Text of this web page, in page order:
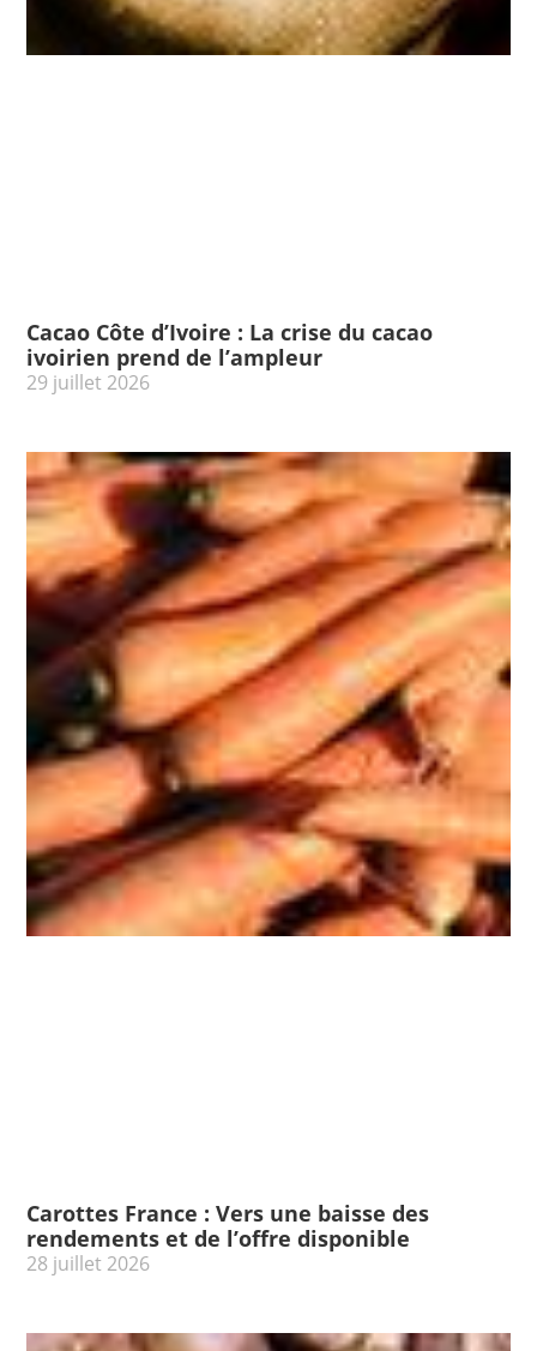
Cacao Côte d’Ivoire : La crise du cacao
ivoirien prend de l’ampleur
29 juillet 2026
Carottes France : Vers une baisse des
rendements et de l’offre disponible
28 juillet 2026